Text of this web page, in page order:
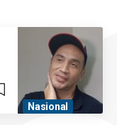
Nasional